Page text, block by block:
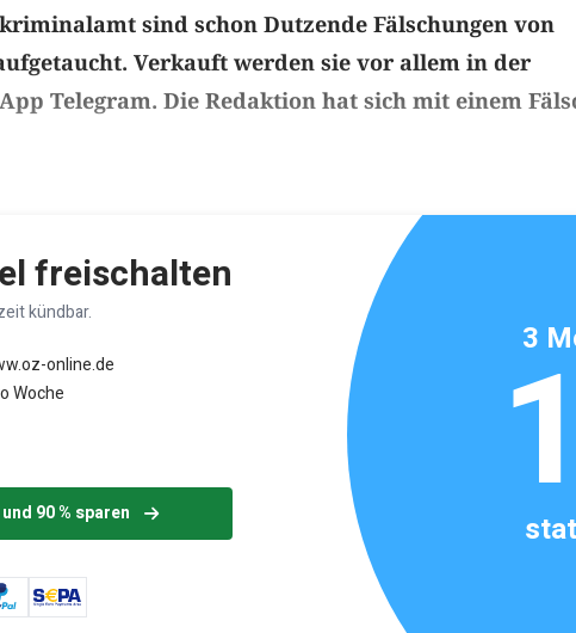
sind schon Dutzende Fälschungen von
Verkauft werden sie vor allem in der
Telegram. Die Redaktion hat sich mit einem
freischalten
kündbar.
online.de
Woche
90 % sparen
3